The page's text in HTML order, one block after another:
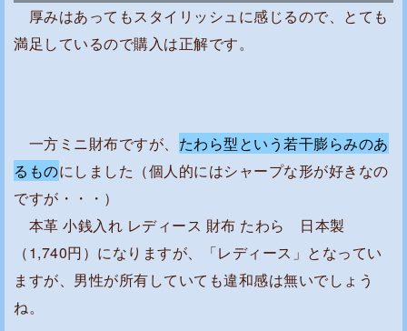
厚みはあってもスタイリッシュに感じるので、とても
満足しているので購入は正解です。
一方ミニ財布ですが、 たわら型という若干膨らみのあ
るものにしました（個人的にはシャープな形が好きなの
ですが・・・）
本革 小銭入れ レディース 財布 たわら 日本製
（1,740円）になりますが、「レディース」となってい
ますが、男性が所有していても違和感は無いでしょう
ね。